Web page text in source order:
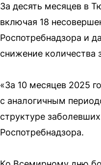
За десять месяцев в
включая 18
Роспотребнадзора и
снижение количества
«За 10 месяцев 2025
с аналогичным
структуре
Роспотребнадзора.